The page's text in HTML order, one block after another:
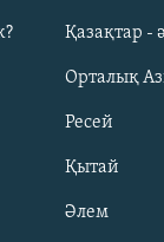
Қазақтар -
Орталық
Ресей
Қытай
Әлем